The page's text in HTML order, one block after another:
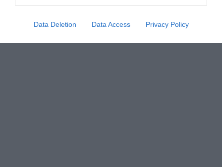
Data Deletion Data Access Privacy Policy